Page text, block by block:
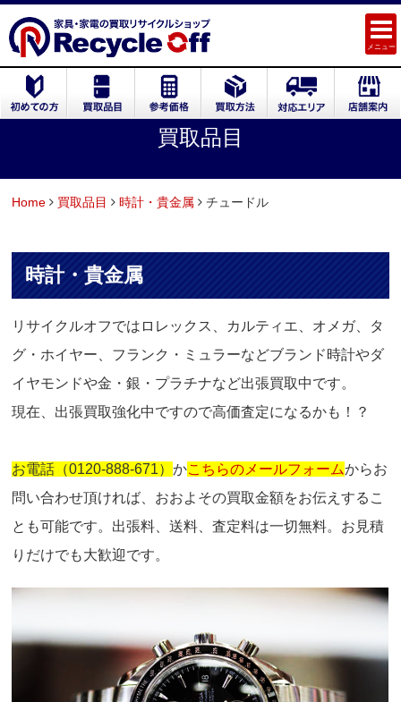
メニュー
買取品目
Home 買取品目 時計・貴金属 チュードル
時計・貴金属
リサイクルオフではロレックス、カルティエ、オメガ、タ
グ・ホイヤー、フランク・ミュラーなどブランド時計やダ
イヤモンドや金・銀・プラチナなど出張買取中です。
現在、出張買取強化中ですので高価査定になるかも！？
お電話（0120-888-671）かこちらのメールフォームからお
問い合わせ頂ければ、おおよその買取金額をお伝えするこ
とも可能です。出張料、送料、査定料は一切無料。お見積
りだけでも大歓迎です。